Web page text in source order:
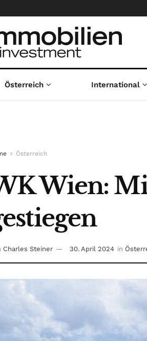
Österreich International
Österreich
Wien:
Charles Steiner 30. April 2024 in